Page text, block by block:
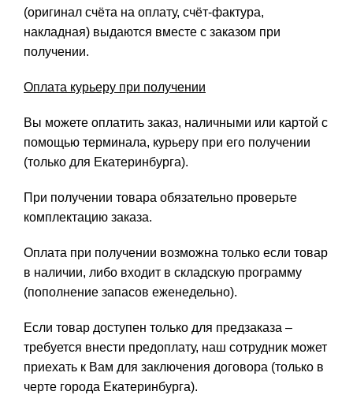
(оригинал счёта на оплату, счёт-фактура,
накладная) выдаются вместе с заказом при
получении.
Оплата курьеру при получении
Вы можете оплатить заказ, наличными или картой с
помощью терминала, курьеру при его получении
(только для Екатеринбурга).
При получении товара обязательно проверьте
комплектацию заказа.
Оплата при получении возможна только если товар
в наличии, либо входит в складскую программу
(пополнение запасов еженедельно).
Если товар доступен только для предзаказа –
требуется внести предоплату, наш сотрудник может
приехать к Вам для заключения договора (только в
черте города Екатеринбурга).